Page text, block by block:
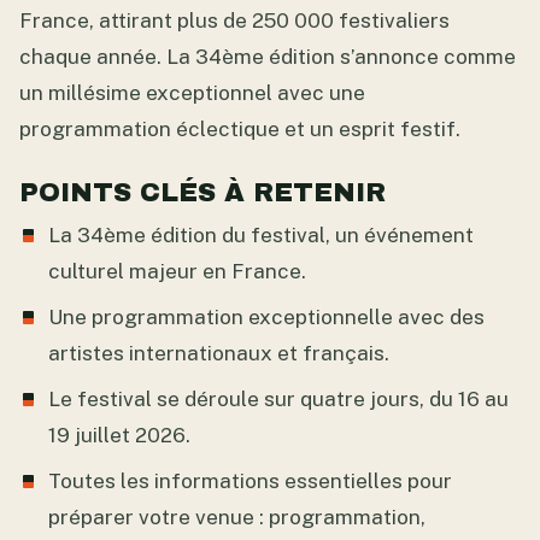
France, attirant plus de 250 000 festivaliers
chaque année. La 34ème édition s’annonce comme
un millésime exceptionnel avec une
programmation éclectique et un esprit festif.
POINTS CLÉS À RETENIR
La 34ème édition du festival, un événement
culturel majeur en France.
Une programmation exceptionnelle avec des
artistes internationaux et français.
Le festival se déroule sur quatre jours, du 16 au
19 juillet 2026.
Toutes les informations essentielles pour
préparer votre venue : programmation,